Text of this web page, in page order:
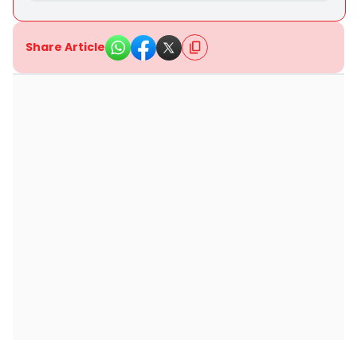
Share Article